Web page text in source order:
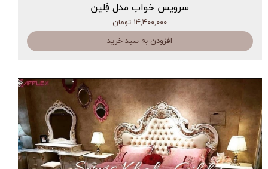
سرویس خواب مدل فِلین
۱۴,۴۰۰,۰۰۰ تومان
افزودن به سبد خرید